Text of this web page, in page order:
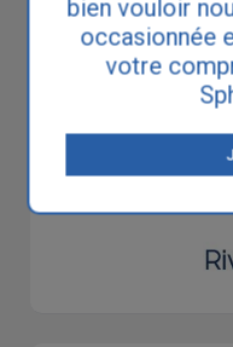
Voir
bien vouloir
occasionnée
votre